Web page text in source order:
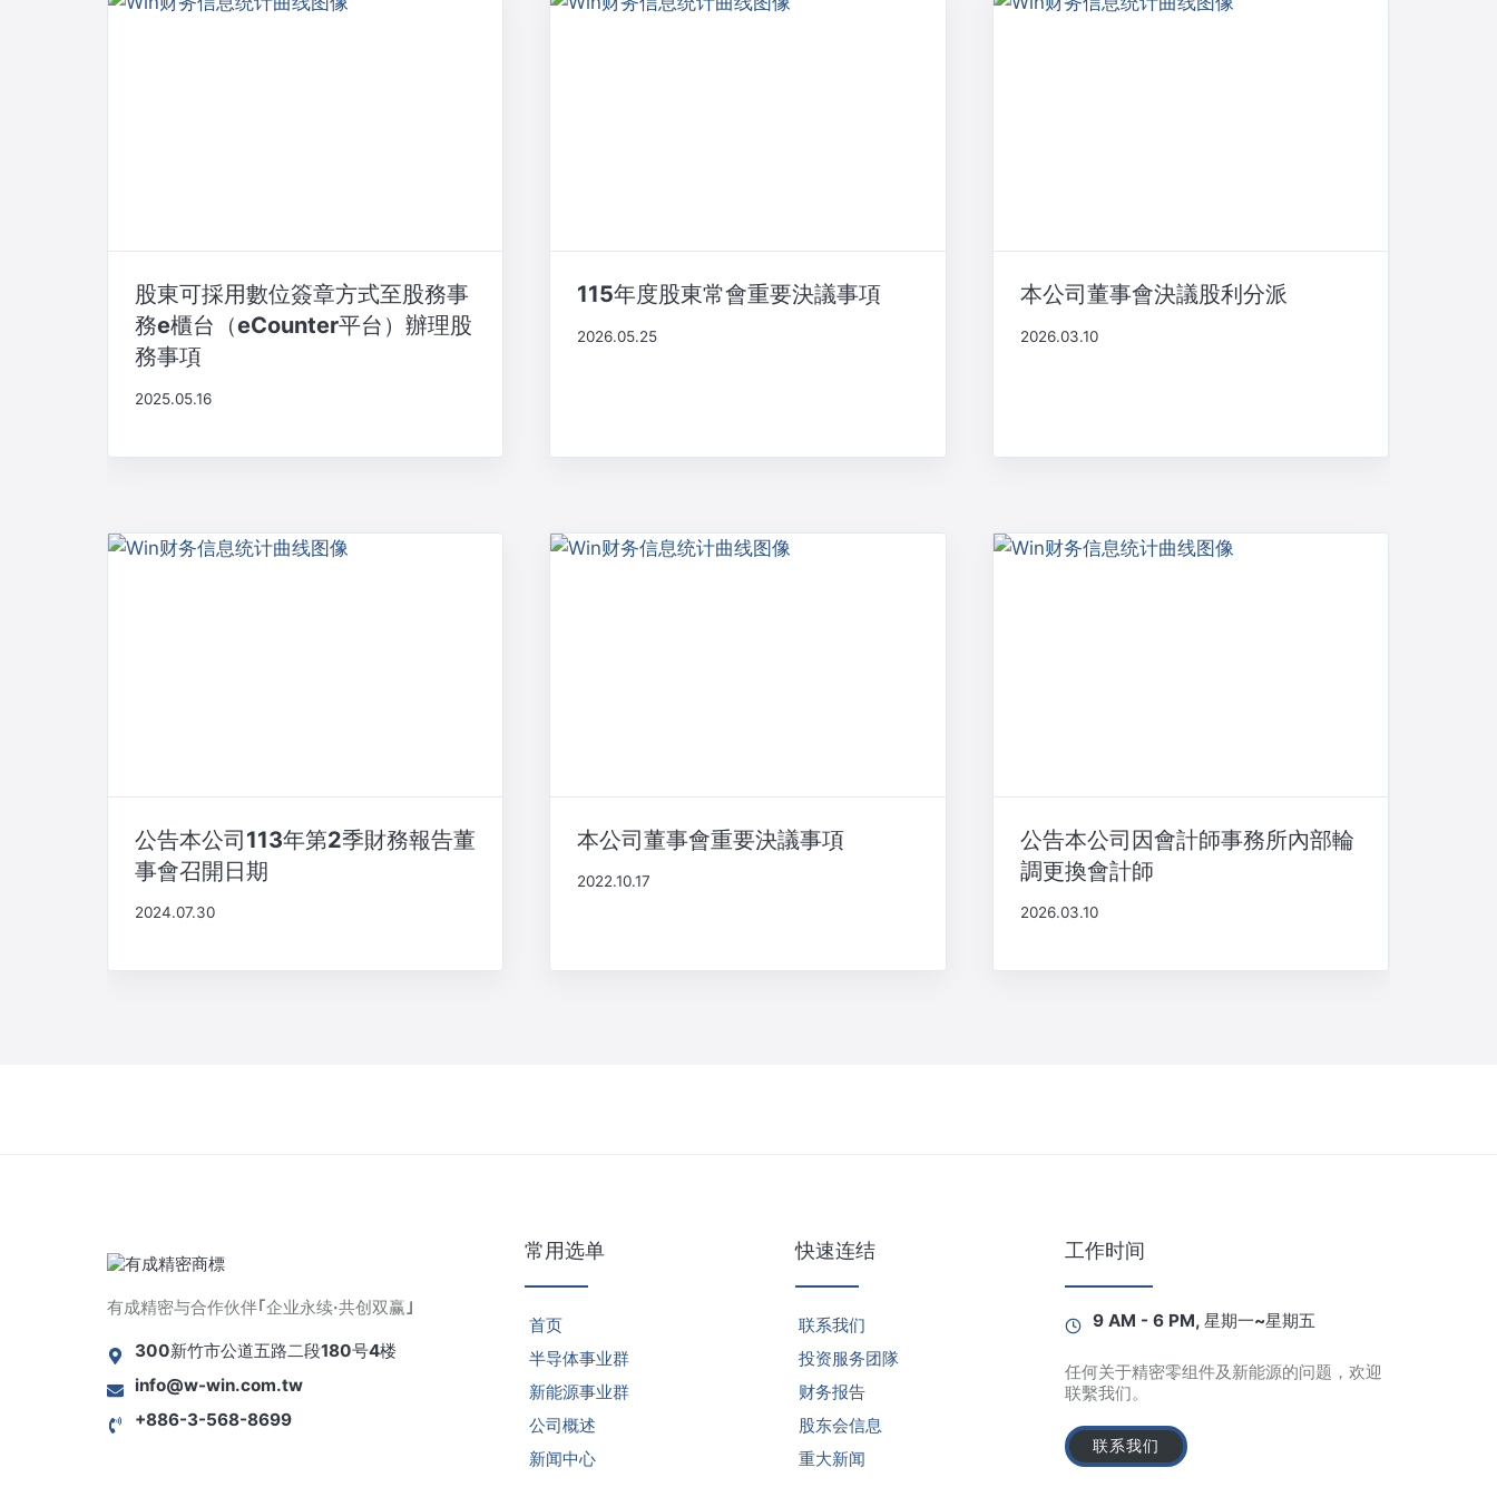
股東可採用數位簽章方式至股務事
務e櫃台（eCounter平台）辦理股
務事項
2025.05.16
115年度股東常會重要決議事項
2026.05.25
本公司董事會決議股利分派
2026.03.10
公告本公司113年第2季財務報告董
事會召開日期
2024.07.30
本公司董事會重要決議事項
2022.10.17
公告本公司因會計師事務所內部輪
調更換會計師
2026.03.10
有成精密与合作伙伴｢企业永续·共创双赢｣
300新竹市公道五路二段180号4楼
info@w-win.com.tw
+886-3-568-8699
常用选单
首页
半导体事业群
新能源事业群
公司概述
新闻中心
快速连结
联系我们
投资服务团隊
财务报告
股东会信息
重大新闻
工作时间
9 AM - 6 PM, 星期一~星期五
任何关于精密零组件及新能源的问题，欢迎
联繫我们。
联系我们